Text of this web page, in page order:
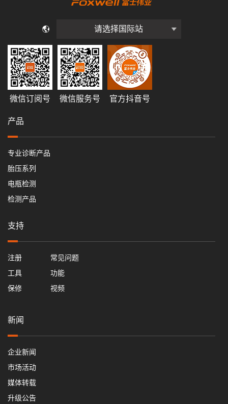
请选择国际站
微信订阅号 微信服务号 官方抖音号
产品
专业诊断产品
胎压系列
电瓶检测
检测产品
支持
注册
工具
保修
常见问题
功能
视频
新闻
企业新闻
市场活动
媒体转载
升级公告